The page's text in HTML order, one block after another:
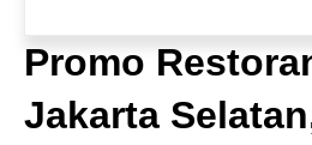
Promo
Jakarta